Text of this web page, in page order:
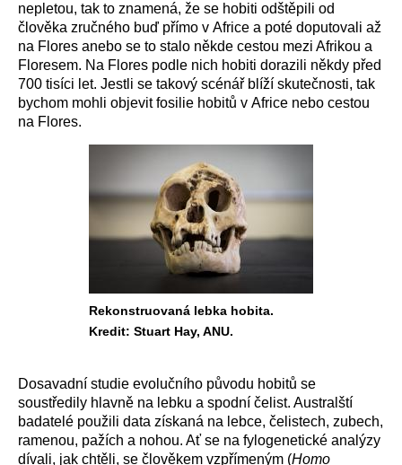
nepletou, tak to znamená, že se hobiti odštěpili od
člověka zručného buď přímo v Africe a poté doputovali až
na Flores anebo se to stalo někde cestou mezi Afrikou a
Floresem. Na Flores podle nich hobiti dorazili někdy před
700 tisíci let. Jestli se takový scénář blíží skutečnosti, tak
bychom mohli objevit fosilie hobitů v Africe nebo cestou
na Flores.
Rekonstruovaná lebka hobita.
Kredit: Stuart Hay, ANU.
Dosavadní studie evolučního původu hobitů se
soustředily hlavně na lebku a spodní čelist. Australští
badatelé použili data získaná na lebce, čelistech, zubech,
ramenou, pažích a nohou. Ať se na fylogenetické analýzy
dívali, jak chtěli, se člověkem vzpřímeným (Homo